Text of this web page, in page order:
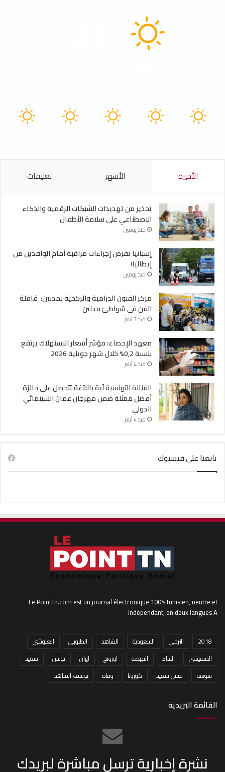
الأخيرة الأشهر تعليقات
تحذير من تهديدات الشبكات الرقمية والذكاء
الاصطناعي على سلامة الأطفال
منذ يومين
إسبانيا تفرض إجراءات مراقبة أمام الوافدين من
إيطاليا!
منذ يومين
مركز الفنون الدرامية والركحية بمدنين: قافلة
الفن في شواطئ مدنين
منذ 3 أيام
معهد الإحصاء: مؤشر أسعار الاستهلاك يرتفع
بنسبة 0,2% خلال شهر جويلية 2026
منذ 4 أيام
الفنانة التونسية آية باللآغة تتحصل على جائزة
أفضل ممثلة ضمن مهرجان عمان السينمائي
الدولي
منذ 4 أيام
تابعنا على فيسبوك
Le PointTn.com est un journal électronique 100% tunisien, neutre et
indépendant, en deux langues A
2018 الترجي السعودية الشاهد الطبوبي
الغنوشي
المشيشي
النداء النهضة اورونج ايران تونس
سعيد
سوسة
قيس سعيد كورونا وفاة يوسف الشاهد
القائمة البريدية
نشرة إخبارية ترسل مباشرة لبريدك